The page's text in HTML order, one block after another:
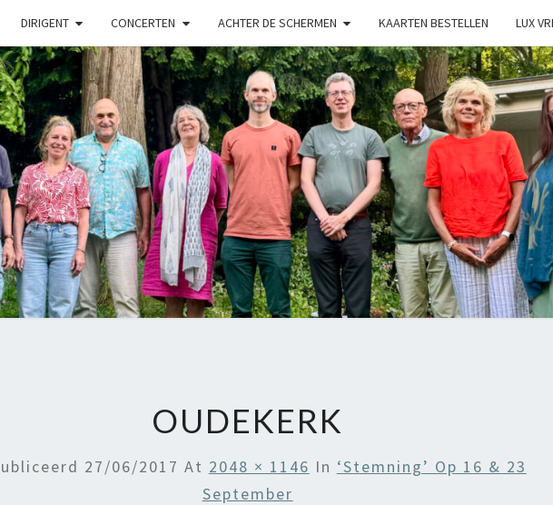
DIRIGENT CONCERTEN ACHTER DE SCHERMEN KAARTEN BESTELLEN LUX
LUX
Kamerkoor
Onder
Leiding
Van
Angeliki
Ploka
OUDEKERK
27/06/2017 At 2048 × 1146 In ‘Stemning’ Op 16 & 23
September